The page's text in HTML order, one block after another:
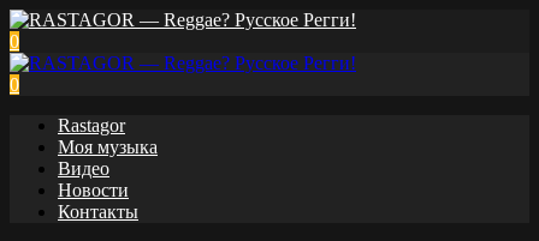
0
0
Rastagor
Моя музыка
Видео
Новости
Контакты